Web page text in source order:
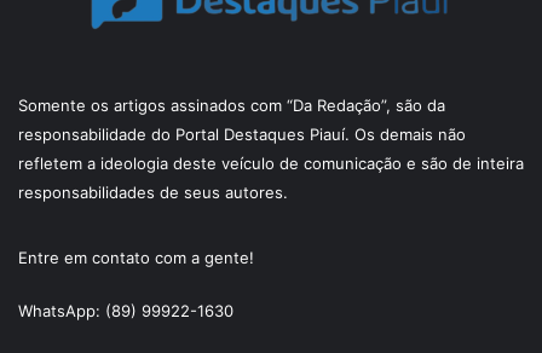
Somente os artigos assinados com “Da Redação”, são da
responsabilidade do Portal Destaques Piauí. Os demais não
refletem a ideologia deste veículo de comunicação e são de inteira
responsabilidades de seus autores.
Entre em contato com a gente!
WhatsApp: (89) 99922-1630